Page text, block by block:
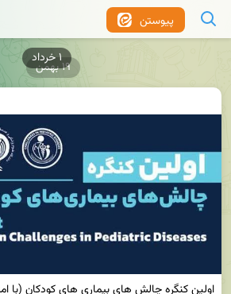
۱ خرداد
پیوستن
۱۹ بهمن